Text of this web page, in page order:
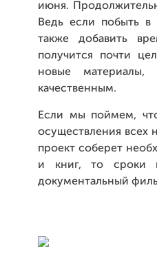
июня.
Ведь если побыть
также добавить
получится почти
новые
качественным.
Если мы поймем,
осуществления всех
проект соберет
и книг, то сроки
документальный